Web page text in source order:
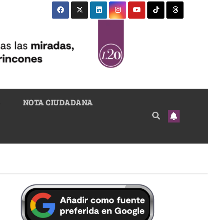
NOTA CIUDADANA